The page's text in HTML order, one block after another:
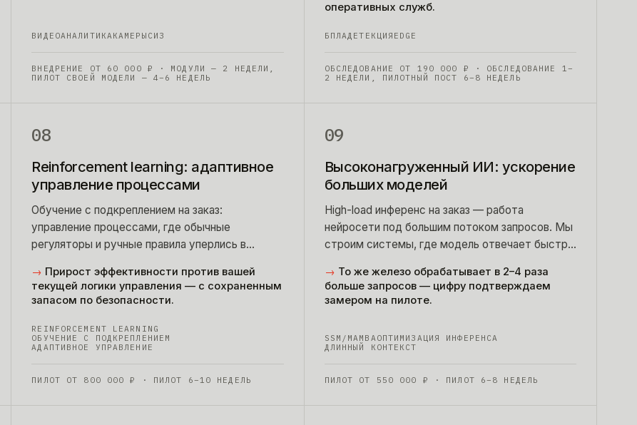
ВИДЕОАНАЛИТИКАКАМЕРЫ СИЗ
ВНЕДРЕНИЕ ОТ 60 000 ₽
· МОДУЛИ — 2 НЕДЕЛИ,
ПИЛОТ СВОЕЙ МОДЕЛИ — 4–6 НЕДЕЛЬ
оперативных служб.
БПЛАДЕТЕКЦИЯ EDGE
ОБСЛЕДОВАНИЕ ОТ 190 000 ₽
· ОБСЛЕДОВАНИЕ 1–
2 НЕДЕЛИ, ПИЛОТНЫЙ ПОСТ 6–8 НЕДЕЛЬ
08
Reinforcement learning: адаптивное
управление процессами
Обучение с подкреплением на заказ:
управление процессами, где обычные
регуляторы и ручные правила уперлись в
→ Прирост эффективности против вашей
текущей логики управления — с сохраненным
запасом по безопасности.
REINFORCEMENT LEARNING
ОБУЧЕНИЕ С ПОДКРЕПЛЕНИЕМ
АДАПТИВНОЕ УПРАВЛЕНИЕ
ПИЛОТ ОТ 800 000 ₽ · ПИЛОТ 6–10 НЕДЕЛЬ
09
Высоконагруженный ИИ: ускорение
больших моделей
High-load инференс на заказ — работа
нейросети под большим потоком запросов. Мы
строим системы, где модель отвечает быстро
разрастается.
→ То же железо обрабатывает в 2–4 раза
больше запросов — цифру подтверждаем
замером на пилоте.
SSM/MAMBAОПТИМИЗАЦИЯ ИНФЕРЕНСА
ДЛИННЫЙ КОНТЕКСТ
ПИЛОТ ОТ 550 000 ₽ · ПИЛОТ 6–8 НЕДЕЛЬ